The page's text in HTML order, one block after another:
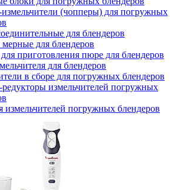
(чопперы) для погружных
для блендеров
для блендеров
приготовления пюре для блендеров
для блендеров
в сборе для погружных блендеров
измельчителей погружных
измельчителей погружных блендеров